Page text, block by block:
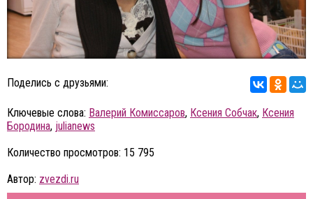
Поделись с друзьями:
Ключевые слова: Валерий Комиссаров, Ксения Собчак, Ксения
Бородина, julianews
Количество просмотров: 15 795
Автор: zvezdi.ru